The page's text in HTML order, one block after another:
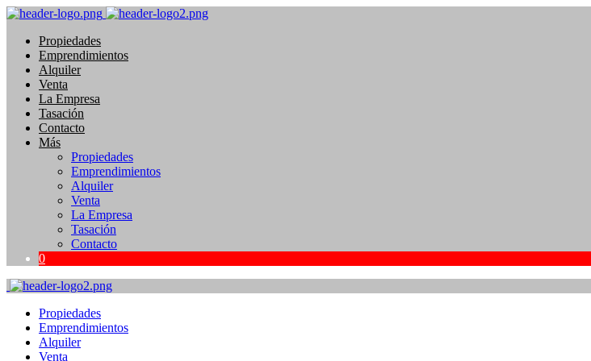
Propiedades
Emprendimientos
Alquiler
Venta
La Empresa
Tasación
Contacto
Más
Propiedades
Emprendimientos
Alquiler
Venta
La Empresa
Tasación
Contacto
0
Propiedades
Emprendimientos
Alquiler
Venta